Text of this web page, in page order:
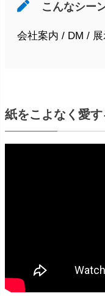
こんなシー
会社案内 / DM /
紙をこよなく愛す